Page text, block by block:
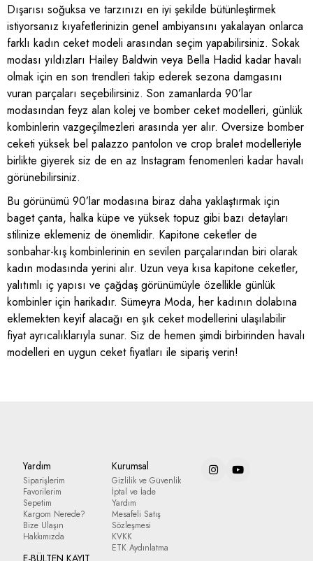
Dışarısı soğuksa ve tarzınızı en iyi şekilde bütünleştirmek
istiyorsanız kıyafetlerinizin genel ambiyansını yakalayan onlarca
farklı kadın ceket modeli arasından seçim yapabilirsiniz. Sokak
modası yıldızları Hailey Baldwin veya Bella Hadid kadar havalı
olmak için en son trendleri takip ederek sezona damgasını
vuran parçaları seçebilirsiniz. Son zamanlarda 90’lar
modasından feyz alan kolej ve bomber ceket modelleri, günlük
kombinlerin vazgeçilmezleri arasında yer alır. Oversize bomber
ceketi yüksek bel palazzo pantolon ve crop bralet modelleriyle
birlikte giyerek siz de en az Instagram fenomenleri kadar havalı
görünebilirsiniz.
Bu görünümü 90’lar modasına biraz daha yaklaştırmak için
baget çanta, halka küpe ve yüksek topuz gibi bazı detayları
stilinize eklemeniz de önemlidir. Kapitone ceketler de
sonbahar-kış kombinlerinin en sevilen parçalarından biri olarak
kadın modasında yerini alır. Uzun veya kısa kapitone ceketler,
yalıtımlı iç yapısı ve çağdaş görünümüyle özellikle günlük
kombinler için harikadır. Sümeyra Moda, her kadının dolabına
eklemekten keyif alacağı en şık ceket modellerini ulaşılabilir
fiyat ayrıcalıklarıyla sunar. Siz de hemen şimdi birbirinden havalı
modelleri en uygun ceket fiyatları ile sipariş verin!
Yardım
Siparişlerim
Favorilerim
Sepetim
Kargom Nerede?
Bize Ulaşın
Hakkımızda
Kurumsal
Gizlilik ve Güvenlik
İptal ve İade
Yardım
Mesafeli Satış
Sözleşmesi
KVKK
ETK Aydınlatma
E-BÜLTEN KAYIT